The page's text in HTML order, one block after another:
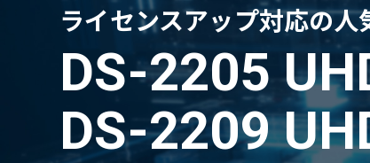
ライセンスアップ対応の人
DS-2205
DS-2209